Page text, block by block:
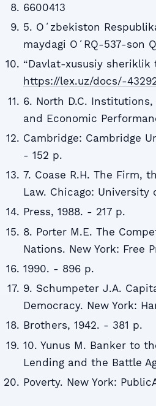
6600413
5. Oʻzbekiston
maydagi OʻRQ-537-son
“Davlat-xususiy sheriklik
https://lex.uz/docs/-
6. North D.C.
and Economic
Cambridge: Cambridge
- 152 p.
7. Coase R.H. The Firm,
Law. Chicago: University
Press, 1988. - 217 p.
8. Porter M.E. The
Nations. New York: Free
1990. - 896 p.
9. Schumpeter J.A.
Democracy. New York:
Brothers, 1942. - 381 p.
10. Yunus M. Banker to
Lending and the Battle
Poverty. New York: